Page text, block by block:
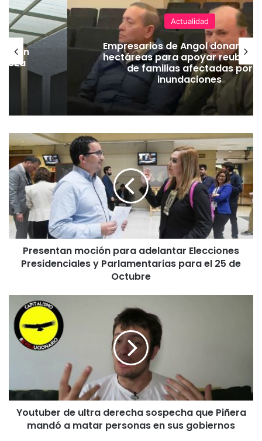
Actualidad
Empresarios de Angol donan
hectáreas para apoyar
de familias afectadas por
inundaciones
P
r
s
e
n
t
a
n
Presentan moción para adelantar Elecciones
Presidenciales y Parlamentarias para el 25 de
Octubre
d
Youtuber de ultra derecha sospecha que Piñera
mandó a matar personas en sus gobiernos